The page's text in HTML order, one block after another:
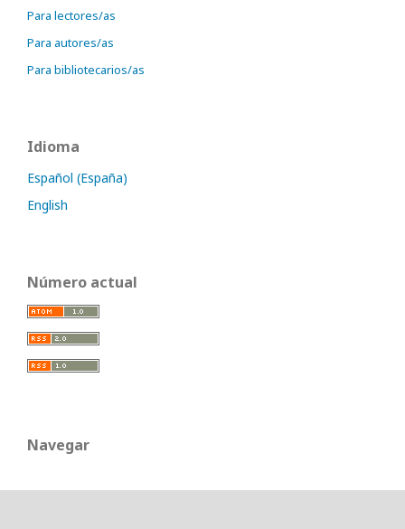
Para lectores/as
Para autores/as
Para bibliotecarios/as
Idioma
Español (España)
English
Número actual
Navegar